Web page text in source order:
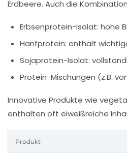
Erdbeere. Auch die
Erbsenprotein-Isolat: hohe
Hanfprotein: enthält
Sojaprotein-Isolat:
Protein-Mischungen (z.B.
Innovative Produkte wie
enthalten oft eiweißreiche
Produkt